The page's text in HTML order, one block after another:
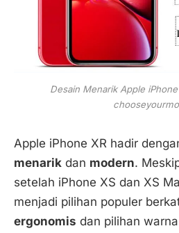
Desain Menarik Apple
Apple iPhone XR hadir
menarik dan modern.
setelah iPhone XS dan XS
menjadi pilihan populer
ergonomis dan pilihan warna